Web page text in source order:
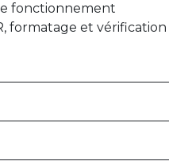
fonctionnement
formatage et vérification